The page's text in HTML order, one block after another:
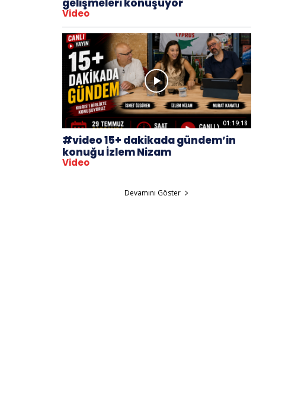
gelişmeleri konuşuyor
Video
01:19:18
#video 15+ dakikada gündem’in
konuğu İzlem Nizam
Video
Devamını Göster